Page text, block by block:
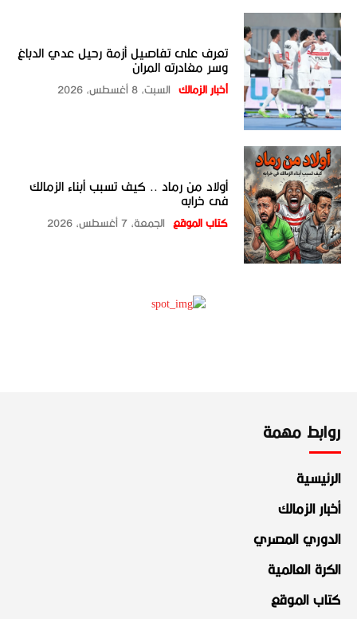
تعرف على تفاصيل أزمة رحيل عدي الدباغ
وسر مغادرته المران
أخبار الزمالك السبت، 8 أغسطس، 2026
أولاد من رماد .. كيف تسبب أبناء الزمالك
فى خرابه
كتاب الموقع الجمعة، 7 أغسطس، 2026
روابط مهمة
الرئيسية
أخبار الزمالك
الدوري المصري
الكرة العالمية
كتاب الموقع